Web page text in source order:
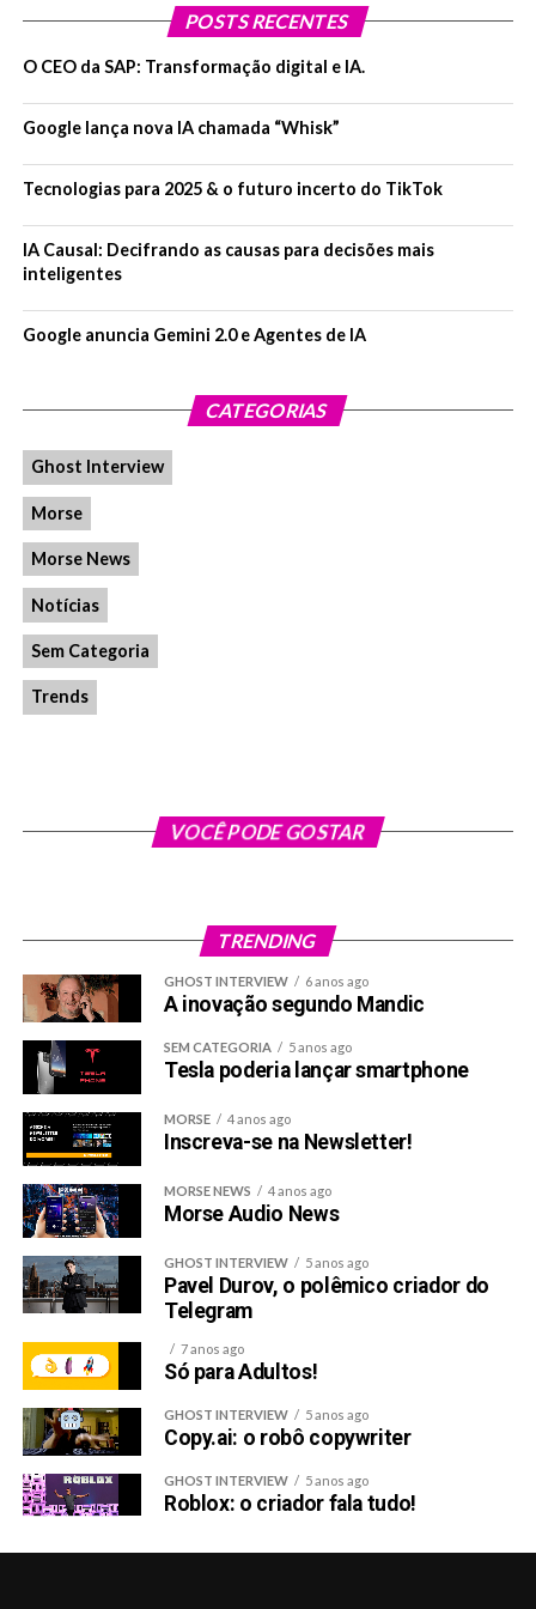
POSTS RECENTES
O CEO da SAP: Transformação digital e IA.
Google lança nova IA chamada “Whisk”
Tecnologias para 2025 & o futuro incerto do TikTok
IA Causal: Decifrando as causas para decisões mais
inteligentes
Google anuncia Gemini 2.0 e Agentes de IA
CATEGORIAS
Ghost Interview
Morse
Morse News
Notícias
Sem Categoria
Trends
VOCÊ PODE GOSTAR
TRENDING
GHOST INTERVIEW 6 anos ago
A inovação segundo Mandic
SEM CATEGORIA 5 anos ago
Tesla poderia lançar smartphone
MORSE 4 anos ago
Inscreva-se na Newsletter!
MORSE NEWS 4 anos ago
Morse Audio News
GHOST INTERVIEW 5 anos ago
Pavel Durov, o polêmico criador do
Telegram
7 anos ago
Só para Adultos!
GHOST INTERVIEW 5 anos ago
Copy.ai: o robô copywriter
GHOST INTERVIEW 5 anos ago
Roblox: o criador fala tudo!